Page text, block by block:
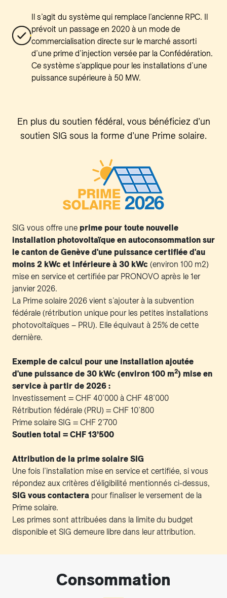
Il s’agit du système qui remplace l’ancienne RPC. Il
prévoit un passage en 2020 à un mode de
commercialisation directe sur le marché assorti
d’une prime d’injection versée par la Confédération.
Ce système s'applique pour les installations d’une
puissance supérieure à 50 MW.
En plus du soutien fédéral, vous bénéficiez d’un
soutien SIG sous la forme d’une Prime solaire.
SIG vous offre une prime pour toute nouvelle
installation photovoltaïque en autoconsommation sur
le canton de Genève d'une puissance certifiée d'au
moins 2 kWc et inférieure à 30 kWc (environ 100 m2)
mise en service et certifiée par PRONOVO après le 1er
janvier 2026.
La Prime solaire 2026 vient s’ajouter à la subvention
fédérale (rétribution unique pour les petites installations
photovoltaïques – PRU). Elle équivaut à 25% de cette
dernière.
Exemple de calcul pour une installation ajoutée
d'une puissance de 30 kWc (environ 100 m2) mise en
service à partir de 2026 :
Investissement = CHF 40’000 à CHF 48’000
Rétribution fédérale (PRU) = CHF 10’800
Prime solaire SIG = CHF 2'700
Soutien total = CHF 13’500
Attribution de la prime solaire SIG
Une fois l’installation mise en service et certifiée, si vous
répondez aux critères d’éligibilité mentionnés ci-dessus,
SIG vous contactera pour finaliser le versement de la
Prime solaire.
Les primes sont attribuées dans la limite du budget
disponible et SIG demeure libre dans leur attribution.
Consommation